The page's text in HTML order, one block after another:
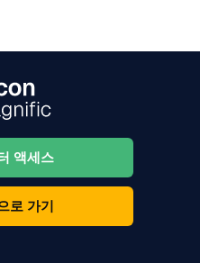
액세스
로 가기